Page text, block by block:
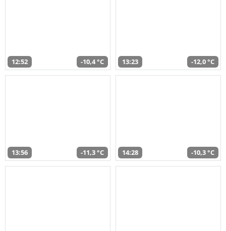
12:52 -10,4 °C 13:23 -12,0 °C
13:56 -11,3 °C 14:28 -10,3 °C